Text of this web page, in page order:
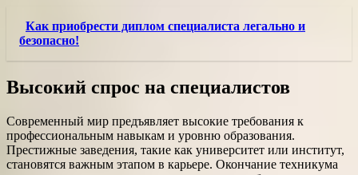
Как приобрести диплом специалиста легально и
безопасно!
Высокий спрос на специалистов
Современный мир предъявляет высокие требования к
профессиональным навыкам и уровню образования.
Престижные заведения, такие как университет или институт,
становятся важным этапом в карьере. Окончание техникума